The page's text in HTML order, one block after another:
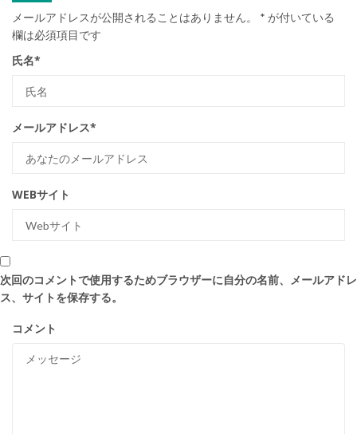
メールアドレスが公開されることはありません。 * が付いている
欄は必須項目です
氏名*
メールアドレス*
WEBサイト
次回のコメントで使用するためブラウザーに自分の名前、メールアドレ
ス、サイトを保存する。
コメント